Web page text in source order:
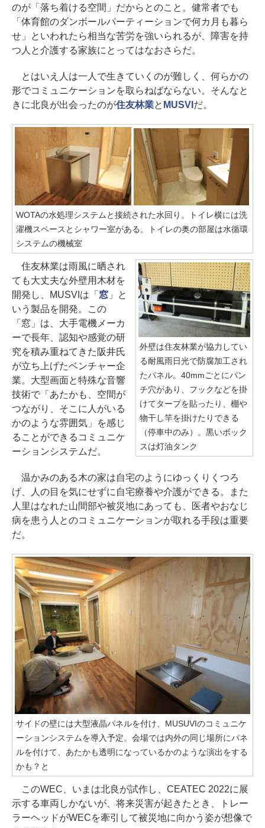
のが「落ち着ける空間」だからとのこと。健常者でも
「体育館のダンボールパーティーションで何カ月も暮ら
せ」といわれたら相当な苦労を強いられるが、障害を持
つ人と介護する家族にとってはなおさらだ。
とはいえ人は一人で生きていくのが難しく、何らかの
形でコミュニケーションを取らねばならない。そんなと
きに北良が出会ったのが住友林業と MUSVI だ。
WOTAの水処理システムと接続された水回り。トイレ横には洗
濯機スペースとシャワー室がある。トイレの奥の部屋は水循環
システムの機械室
外壁は住友林業が協力してい
る耐風雨日光で防腐加工され
たパネル。40mmごとにパン
チ穴があり、フックなどを掛
けてタープを貼ったり、棚や
物干し竿を掛けたりできる
（停車中のみ）。黒いボック
スは灯油タンク
住友林業は雨風に晒され
ても大丈夫な外壁用木材を
開発し、MUSVIは「 窓」と
いう製品を開発。この
「窓」は、大手電機メーカ
ーで長年、認知や感覚の研
究を積み重ねてきた阪井氏
が立ち上げたベンチャー企
業。大型画面と特殊な音響
技術で「あたかも、空間が
つながり、そこに人がいる
かのような雰囲気」を感じ
ることができるコミュニケ
ーションシステムだ。
温かみのある木の家は自宅のようにゆっくりくつろ
げ、人の目を気にせずに自宅療養や介護ができる。また
人里はなれた山間部や被災地にあっても、医者やおなじ
病を患う人とのコミュニケーションが取れる手段は重要
だ。
サイドの壁には大型液晶パネルを付け、MUSUVIのコミュニケ
ーションシステムを導入予定。会場では内外の同じ場所にパネ
ルを付けて、あたかも透明になっているかのような演出をする
かも？と
このWEC、いまは北良が試作し、CEATEC 2022に展
示する車両しかないが、将来災害が起きたとき、トレー
ラーヘッドがWECを牽引して被災地に向かう姿が想像で